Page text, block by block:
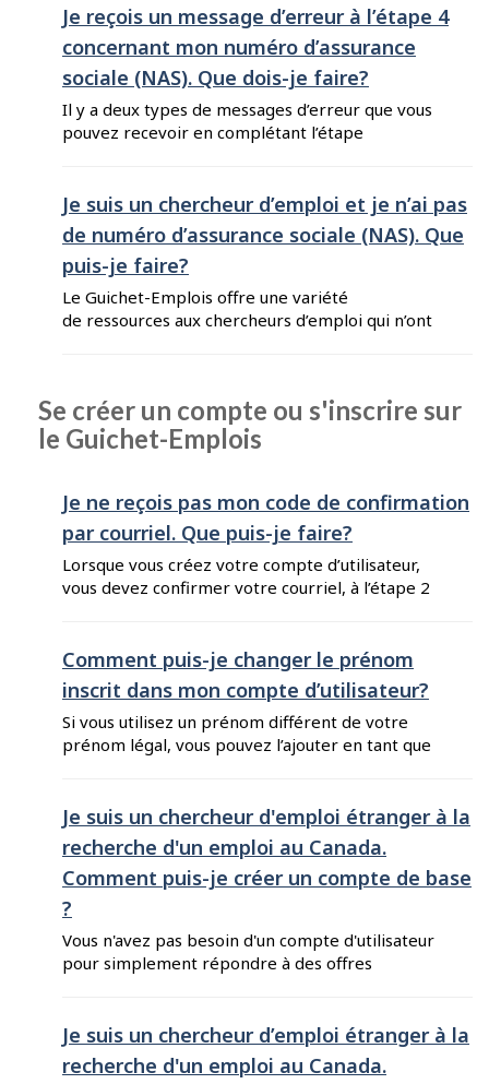
pourrez pas créer votre propre compte
d’utilisateur pour inscrire l’entreprise et publier
des offres d’emploi.
Je reçois un message d’erreur à l’étape 4
concernant mon numéro d’assurance
sociale (NAS). Que dois-je faire?
Il y a deux types de messages d’erreur que vous
pouvez recevoir en complétant l’étape
(NAS) est déjà enregistré dans le système Si
vous recevez un message d’erreur disant que
votre NAS est déjà utilisé, ça signifie qu’un
compte d’utilisateur a déjà été ...
Je suis un chercheur d’emploi et je n’ai pas
de numéro d’assurance sociale (NAS). Que
puis-je faire?
Le Guichet-Emplois offre une variété
de ressources aux chercheurs d’emploi qui n’ont
Consulter les informations sur le marché du
travail pour en savoir plus sur les emplois et les
salaires. Vous abonner à Alertes-emplois pour
Se créer un compte ou s'inscrire sur
le Guichet-Emplois
Je ne reçois pas mon code de confirmation
par courriel. Que puis-je faire?
Lorsque vous créez votre compte d’utilisateur,
vous devez confirmer votre courriel, à l’étape 2
courriels. Si vous ne recevez pas de courriel du
Guichet-Emplois contenant un code de
confirmation, voici quelques conseils pour vous
aider : Assurez-vous d'avoir écrit ...
Comment puis-je changer le prénom
inscrit dans mon compte d’utilisateur?
Si vous utilisez un prénom différent de votre
prénom légal, vous pouvez l’ajouter en tant que
Ouvrez une session sur le Guichet-Emplois pour
chercheurs d’emploi ou le Guichet-Emplois
pour Employeurs. Cliquez sur votre nom dans le
coin supérieur droit de l’écran, puis cliquez sur
« Mon compte ...
Je suis un chercheur d'emploi étranger à la
recherche d'un emploi au Canada.
Comment puis-je créer un compte de base
?
Vous n'avez pas besoin d'un compte d'utilisateur
pour simplement répondre à des offres
Cependant, créer un compte d’utilisateur vous
donnera accès à divers outils et services
gratuits, conçus pour vous aider dans votre
Je suis un chercheur d’emploi étranger à la
recherche d'un emploi au Canada.